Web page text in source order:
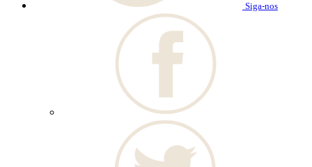
Siga-nos